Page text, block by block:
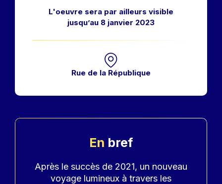
L'oeuvre sera par ailleurs visible
jusqu’au 8 janvier 2023
Rue de la République
En bref
Accroche
Après le succès de 2021, un nouveau
voyage lumineux à travers les